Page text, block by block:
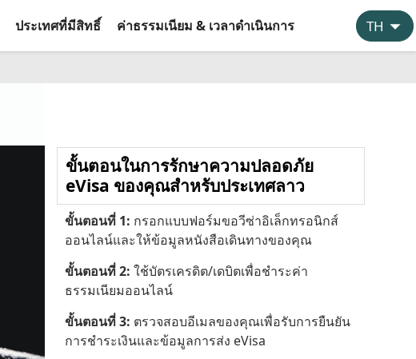
ประเทศที่มีสิทธิ์ ค่าธรรมเนียม & เวลาดำเนินการ
ขั้นตอนในการรักษาความปลอดภัย
eVisa ของคุณสำหรับประเทศลาว
ขั้นตอนที่ 1: กรอกแบบฟอร์มขอวีซ่าอิเล็กทรอนิกส์
ออนไลน์และให้ข้อมูลหนังสือเดินทางของคุณ
ขั้นตอนที่ 2: ใช้บัตรเครดิต/เดบิตเพื่อชำระค่า
ธรรมเนียมออนไลน์
ขั้นตอนที่ 3: ตรวจสอบอีเมลของคุณเพื่อรับการยืนยัน
การชำระเงินและข้อมูลการส่ง eVisa